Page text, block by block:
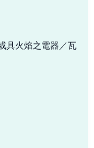
具火焰之電器／瓦